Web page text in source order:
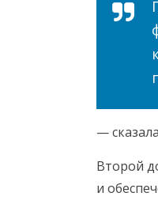
—
Второй
и